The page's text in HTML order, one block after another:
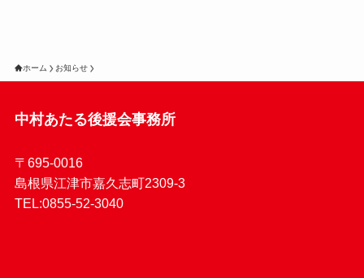
ホーム お知らせ
中村あたる後援会事務所
〒695-0016
島根県江津市嘉久志町2309-3
TEL:0855-52-3040